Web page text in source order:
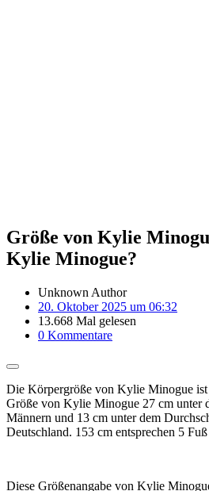
Größe von Kylie
Kylie Minogue?
Unknown Author
20. Oktober 2025 um 06:32
13.668 Mal gelesen
0 Kommentare
Die Körpergröße von Kylie Minogue
Größe von Kylie Minogue 27 cm unter
Männern und 13 cm unter dem
Deutschland. 153 cm entsprechen 5
Diese Größenangabe von Kylie